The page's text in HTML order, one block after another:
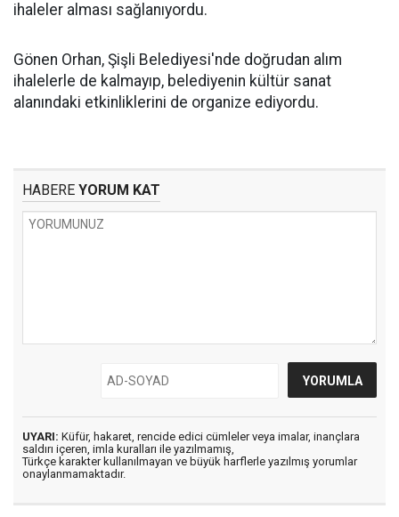
ihaleler alması sağlanıyordu.
Gönen Orhan, Şişli Belediyesi'nde doğrudan alım
ihalelerle de kalmayıp, belediyenin kültür sanat
alanındaki etkinliklerini de organize ediyordu.
HABERE YORUM KAT
UYARI: Küfür, hakaret, rencide edici cümleler veya imalar, inançlara
saldırı içeren, imla kuralları ile yazılmamış,
Türkçe karakter kullanılmayan ve büyük harflerle yazılmış yorumlar
onaylanmamaktadır.